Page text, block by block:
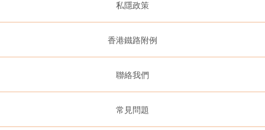
私隱政策
香港鐵路附例
聯絡我們
常見問題